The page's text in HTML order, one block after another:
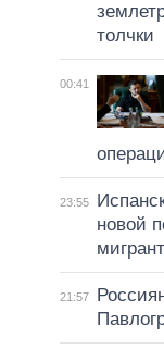
толчки
00:41
23:55
новой
21:57